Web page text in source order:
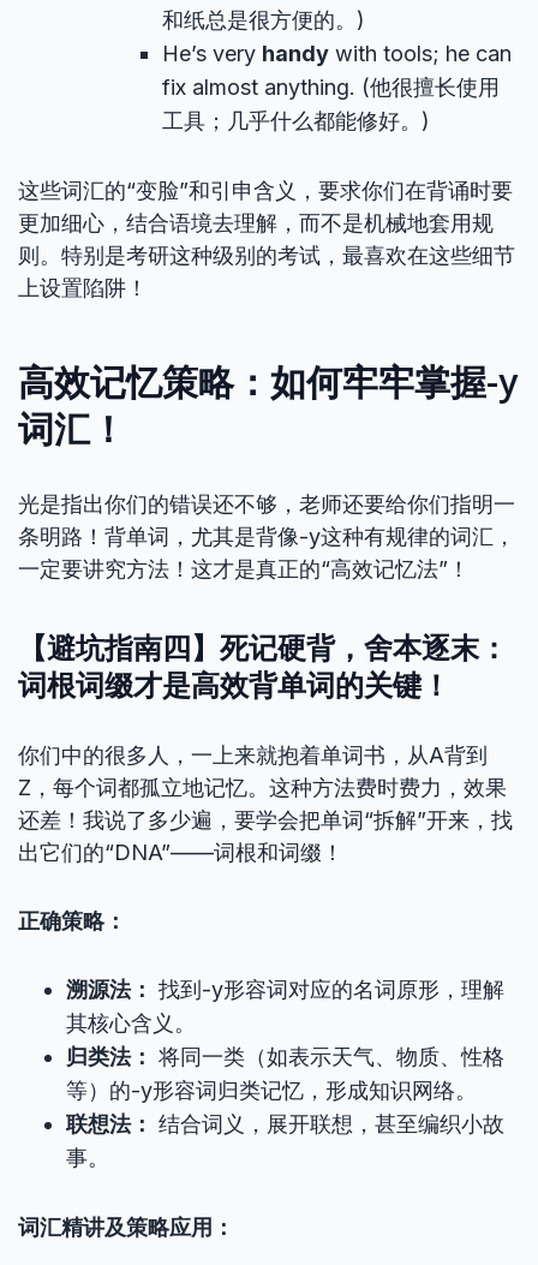
和纸总是很方便的。)
He’s very handy with tools; he can
fix almost anything. (他很擅长使用
工具；几乎什么都能修好。)
这些词汇的“变脸”和引申含义，要求你们在背诵时要
更加细心，结合语境去理解，而不是机械地套用规
则。特别是考研这种级别的考试，最喜欢在这些细节
上设置陷阱！
高效记忆策略：如何牢牢掌握-y
词汇！
光是指出你们的错误还不够，老师还要给你们指明一
条明路！背单词，尤其是背像-y这种有规律的词汇，
一定要讲究方法！这才是真正的“高效记忆法”！
【避坑指南四】死记硬背，舍本逐末：
词根词缀才是高效背单词的关键！
你们中的很多人，一上来就抱着单词书，从A背到
Z，每个词都孤立地记忆。这种方法费时费力，效果
还差！我说了多少遍，要学会把单词“拆解”开来，找
出它们的“DNA”——词根和词缀！
正确策略：
溯源法： 找到-y形容词对应的名词原形，理解
其核心含义。
归类法： 将同一类（如表示天气、物质、性格
等）的-y形容词归类记忆，形成知识网络。
联想法： 结合词义，展开联想，甚至编织小故
事。
词汇精讲及策略应用：